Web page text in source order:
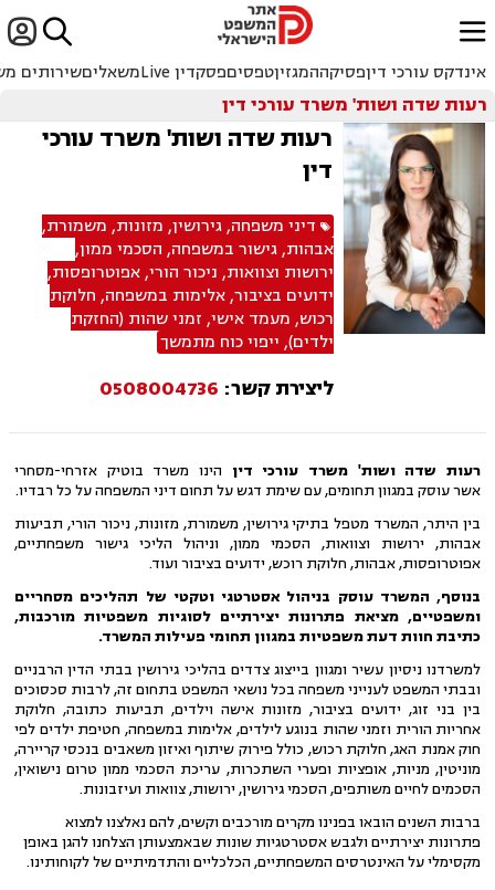

ﱐ
אינדקס עורכי דיןפסיקההמגזיןטפסיםפסקדין Live משאליםשירותים
רעות שדה ושות' משרד עורכי דין
רעות שדה ושות' משרד עורכי
דין
דיני משפחה,גירושין, מזונות, משמורת,
אבהות,גישור במשפחה, הסכמי ממון,
ירושות וצוואות, ניכור הורי,אפוטרופסות,
ידועים בציבור,אלימות במשפחה, חלוקת
רכוש, מעמד אישי, זמני שהות (החזקת
ילדים), ייפוי כוח מתמשך
ליצירת קשר: 0508004736
רעות שדה ושות' משרד עורכי דין הינו משרד בוטיק אזרחי-מסחרי
אשר עוסק במגוון תחומים, עם שימת דגש על תחום דיני המשפחה על כל רבדיו.
בין היתר, המשרד מטפל בתיקי גירושין, משמורת, מזונות, ניכור הורי, תביעות
אבהות, ירושות וצוואות, הסכמי ממון, וניהול הליכי גישור משפחתיים,
אפוטרופסות, אבהות, חלוקת רוכש, ידועים בציבור ועוד.
בנוסף, המשרד עוסק בניהול אסטרטגי וטקטי של תהליכים מסחריים
ומשפטיים, מציאת פתרונות יצירתיים לסוגיות משפטיות מורכבות,
כתיבת חוות דעת משפטיות במגוון תחומי פעילות המשרד.
למשרדנו ניסיון עשיר ומגוון בייצוג צדדים בהליכי גירושין בבתי הדין הרבניים
ובבתי המשפט לענייני משפחה בכל נושאי המשפט בתחום זה, לרבות סכסוכים
בין בני זוג, ידועים בציבור, מזונות אישה וילדים, תביעות כתובה, חלוקת
אחריות הורית וזמני שהות בנוגע לילדים, אלימות במשפחה, חטיפת ילדים לפי
חוק אמנת האג, חלוקת רכוש, כולל פירוק שיתוף ואיזון משאבים בנכסי קריירה,
מוניטין, מניות, אופציות ופערי השתכרות, עריכת הסכמי ממון טרום נישואין,
הסכמים לחיים משותפים, הסכמי גירושין, ירושות, צוואות ועיזבונות.
ברבות השנים הובאו בפנינו מקרים מורכבים וקשים, להם נאלצנו למצוא
פתרונות יצירתיים ולגבש אסטרטגיות שונות שבאמצעותן הצלחנו להגן באופן
מקסימלי על האינטרסים המשפחתיים, הכלכליים והתדמיתיים של לקוחותינו.